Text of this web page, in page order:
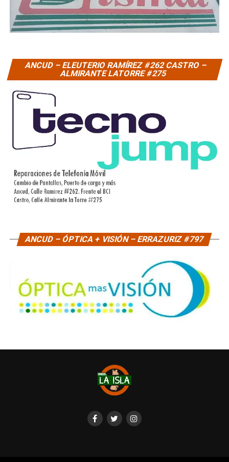
ANCUD – ELEUTERIO RAMÍREZ #262 CASTRO –
ALMIRANTE LATORRE #275
ANCUD – ÓPTICA + VISIÓN – ERRAZURIZ #797